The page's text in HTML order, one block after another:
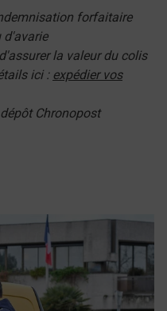
forfaitaire
d'avarie
la valeur du colis
ici : expédier vos
Chronopost